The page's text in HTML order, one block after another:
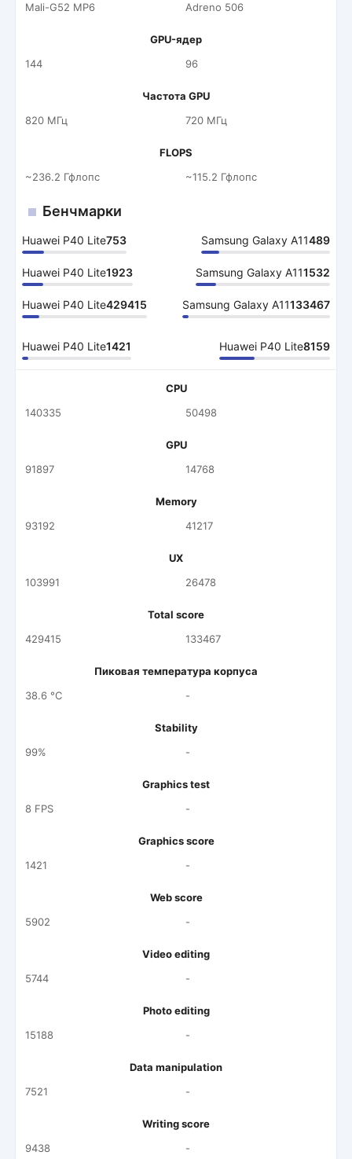
Mali-G52 MP6
Adreno 506
GPU-ядер
144
96
Частота GPU
820 МГц
720 МГц
FLOPS
~236.2 Гфлопс
~115.2 Гфлопс
Бенчмарки
Huawei P40 Lite753 Samsung Galaxy A11489
Huawei P40 Lite1923 Samsung Galaxy A111532
Huawei P40 Lite429415 Samsung Galaxy A11133467
Huawei P40 Lite1421 Huawei P40 Lite8159
CPU
140335
50498
GPU
91897
14768
Memory
93192
41217
UX
103991
26478
Total score
429415
133467
Пиковая температура корпуса
38.6 °C
-
Stability
99%
-
Graphics test
8 FPS
-
Graphics score
1421
-
Web score
5902
-
Video editing
5744
-
Photo editing
15188
-
Data manipulation
7521
-
Writing score
9438
-